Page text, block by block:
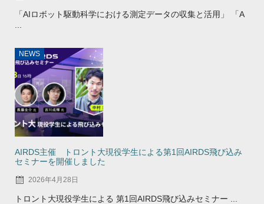
「AIロボット駆動科学における測定データの収集と活用」 「A
NEWS
AIRDS主催 トロント大現役学生による第1回AIRDS飛び込み
セミナーを開催しました
2026年4月28日
トロント大現役学生による 第1回AIRDS飛び込みセミナー ...